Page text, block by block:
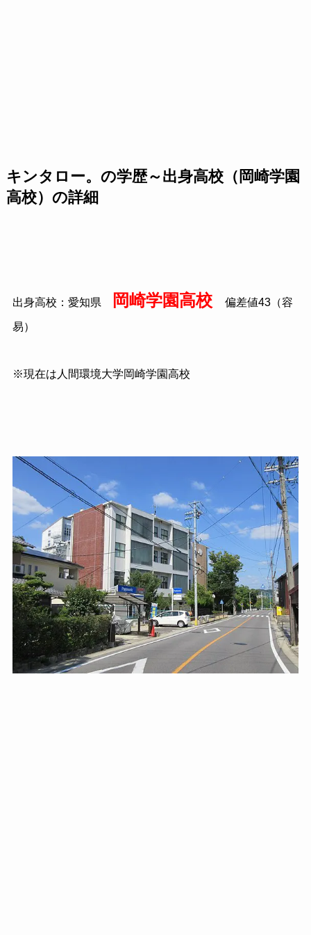
キンタロー。の学歴～出身高校（岡崎学園
高校）の詳細
出身高校：愛知県 岡崎学園高校 偏差値43（容
易）
※現在は人間環境大学岡崎学園高校